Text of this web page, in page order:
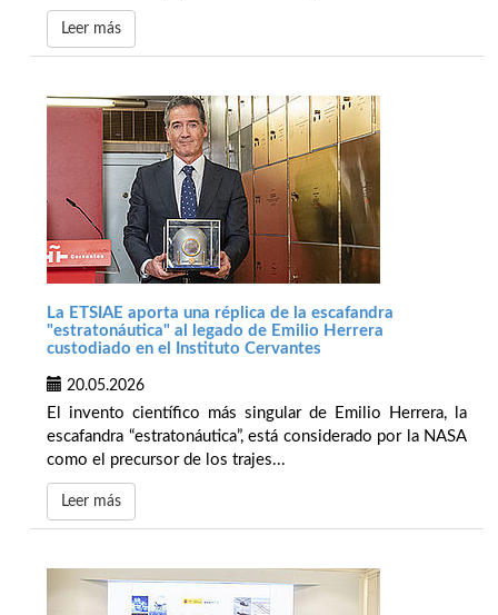
Leer más
La ETSIAE aporta una réplica de la escafandra
"estratonáutica" al legado de Emilio Herrera
custodiado en el Instituto Cervantes
20.05.2026
El invento científico más singular de Emilio Herrera, la
escafandra “estratonáutica”, está considerado por la NASA
como el precursor de los trajes...
Leer más